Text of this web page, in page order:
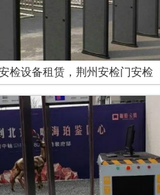
检设备租赁，荆州安检门安检